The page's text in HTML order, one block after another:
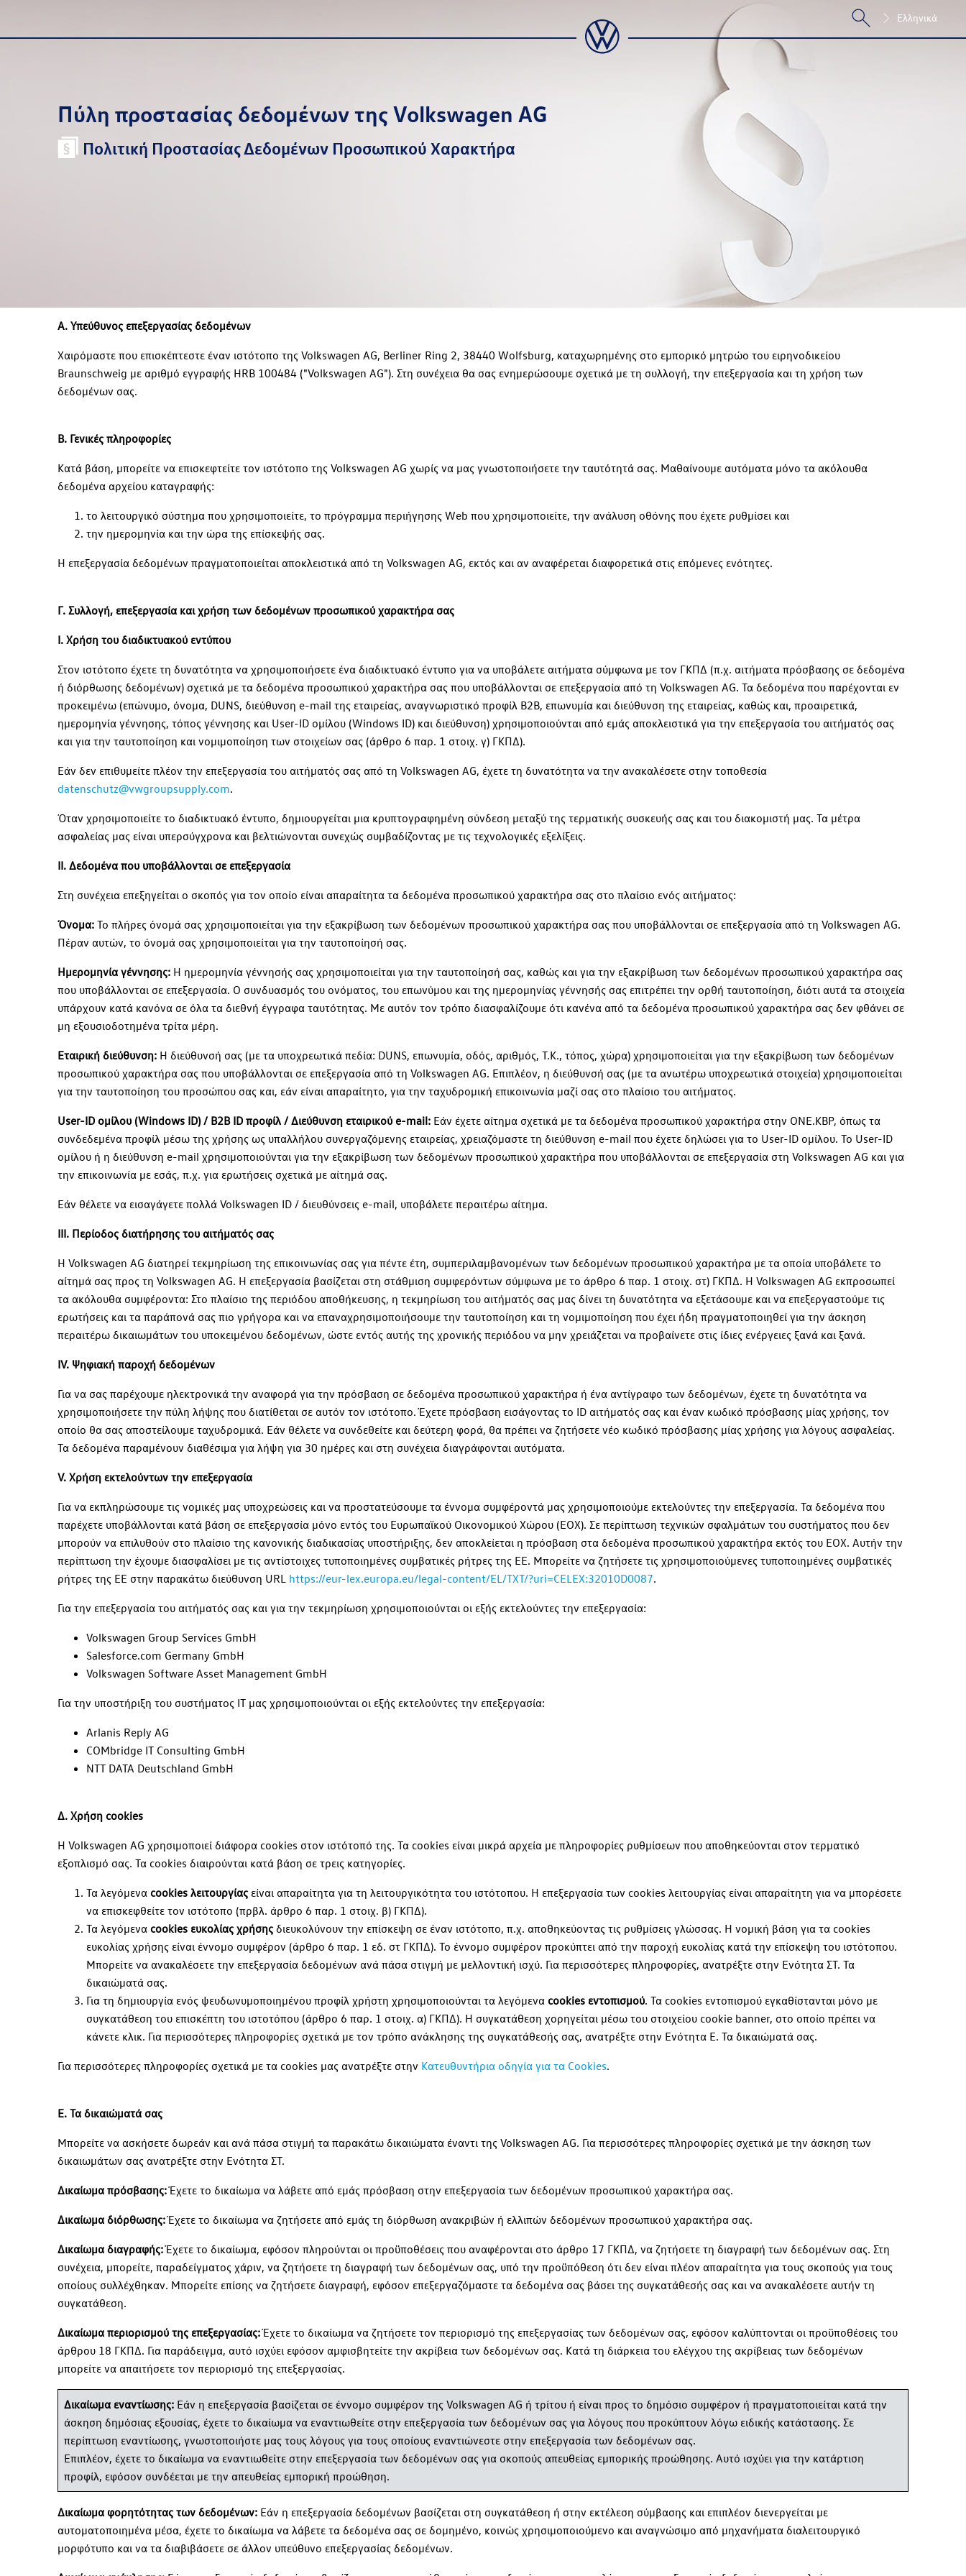
Ελληνικά
Πύλη προστασίας δεδομένων της Volkswagen AG
Πολιτική Προστασίας Δεδομένων Προσωπικού Χαρακτήρα
Α. Υπεύθυνος επεξεργασίας δεδομένων
Χαιρόμαστε που επισκέπτεστε έναν ιστότοπο της Volkswagen AG, Berliner Ring 2, 38440 Wolfsburg, καταχωρημένης στο εμπορικό μητρώο του ειρηνοδικείου
Braunschweig με αριθμό εγγραφής HRB 100484 ("Volkswagen AG"). Στη συνέχεια θα σας ενημερώσουμε σχετικά με τη συλλογή, την επεξεργασία και τη χρήση των
δεδομένων σας.
Β. Γενικές πληροφορίες
Κατά βάση, μπορείτε να επισκεφτείτε τον ιστότοπο της Volkswagen AG χωρίς να μας γνωστοποιήσετε την ταυτότητά σας. Μαθαίνουμε αυτόματα μόνο τα ακόλουθα
δεδομένα αρχείου καταγραφής:
το λειτουργικό σύστημα που χρησιμοποιείτε, το πρόγραμμα περιήγησης Web που χρησιμοποιείτε, την ανάλυση οθόνης που έχετε ρυθμίσει και
την ημερομηνία και την ώρα της επίσκεψής σας.
Η επεξεργασία δεδομένων πραγματοποιείται αποκλειστικά από τη Volkswagen AG, εκτός και αν αναφέρεται διαφορετικά στις επόμενες ενότητες.
Γ. Συλλογή, επεξεργασία και χρήση των δεδομένων προσωπικού χαρακτήρα σας
Ι. Χρήση του διαδικτυακού εντύπου
Στον ιστότοπο έχετε τη δυνατότητα να χρησιμοποιήσετε ένα διαδικτυακό έντυπο για να υποβάλετε αιτήματα σύμφωνα με τον ΓΚΠΔ (π.χ. αιτήματα πρόσβασης σε δεδομένα
ή διόρθωσης δεδομένων) σχετικά με τα δεδομένα προσωπικού χαρακτήρα σας που υποβάλλονται σε επεξεργασία από τη Volkswagen AG. Τα δεδομένα που παρέχονται εν
προκειμένω (επώνυμο, όνομα, DUNS, διεύθυνση e-mail της εταιρείας, αναγνωριστικό προφίλ B2B, επωνυμία και διεύθυνση της εταιρείας, καθώς και, προαιρετικά,
ημερομηνία γέννησης, τόπος γέννησης και User-ID ομίλου (Windows ID) και διεύθυνση) χρησιμοποιούνται από εμάς αποκλειστικά για την επεξεργασία του αιτήματός σας
και για την ταυτοποίηση και νομιμοποίηση των στοιχείων σας (άρθρο 6 παρ. 1 στοιχ. γ) ΓΚΠΔ).
Εάν δεν επιθυμείτε πλέον την επεξεργασία του αιτήματός σας από τη Volkswagen AG, έχετε τη δυνατότητα να την ανακαλέσετε στην τοποθεσία
datenschutz@vwgroupsupply.com.
Όταν χρησιμοποιείτε το διαδικτυακό έντυπο, δημιουργείται μια κρυπτογραφημένη σύνδεση μεταξύ της τερματικής συσκευής σας και του διακομιστή μας. Τα μέτρα
ασφαλείας μας είναι υπερσύγχρονα και βελτιώνονται συνεχώς συμβαδίζοντας με τις τεχνολογικές εξελίξεις.
II. Δεδομένα που υποβάλλονται σε επεξεργασία
Στη συνέχεια επεξηγείται ο σκοπός για τον οποίο είναι απαραίτητα τα δεδομένα προσωπικού χαρακτήρα σας στο πλαίσιο ενός αιτήματος:
Όνομα: Το πλήρες όνομά σας χρησιμοποιείται για την εξακρίβωση των δεδομένων προσωπικού χαρακτήρα σας που υποβάλλονται σε επεξεργασία από τη Volkswagen AG.
Πέραν αυτών, το όνομά σας χρησιμοποιείται για την ταυτοποίησή σας.
Ημερομηνία γέννησης: Η ημερομηνία γέννησής σας χρησιμοποιείται για την ταυτοποίησή σας, καθώς και για την εξακρίβωση των δεδομένων προσωπικού χαρακτήρα σας
που υποβάλλονται σε επεξεργασία. Ο συνδυασμός του ονόματος, του επωνύμου και της ημερομηνίας γέννησής σας επιτρέπει την ορθή ταυτοποίηση, διότι αυτά τα στοιχεία
υπάρχουν κατά κανόνα σε όλα τα διεθνή έγγραφα ταυτότητας. Με αυτόν τον τρόπο διασφαλίζουμε ότι κανένα από τα δεδομένα προσωπικού χαρακτήρα σας δεν φθάνει σε
μη εξουσιοδοτημένα τρίτα μέρη.
Εταιρική διεύθυνση: Η διεύθυνσή σας (με τα υποχρεωτικά πεδία: DUNS, επωνυμία, οδός, αριθμός, Τ.Κ., τόπος, χώρα) χρησιμοποιείται για την εξακρίβωση των δεδομένων
προσωπικού χαρακτήρα σας που υποβάλλονται σε επεξεργασία από τη Volkswagen AG. Επιπλέον, η διεύθυνσή σας (με τα ανωτέρω υποχρεωτικά στοιχεία) χρησιμοποιείται
για την ταυτοποίηση του προσώπου σας και, εάν είναι απαραίτητο, για την ταχυδρομική επικοινωνία μαζί σας στο πλαίσιο του αιτήματος.
User-ID ομίλου (Windows ID) / B2B ID προφίλ / Διεύθυνση εταιρικού e-mail: Εάν έχετε αίτημα σχετικά με τα δεδομένα προσωπικού χαρακτήρα στην ONE.KBP, όπως τα
συνδεδεμένα προφίλ μέσω της χρήσης ως υπαλλήλου συνεργαζόμενης εταιρείας, χρειαζόμαστε τη διεύθυνση e-mail που έχετε δηλώσει για το User-ID ομίλου. Το User-ID
ομίλου ή η διεύθυνση e-mail χρησιμοποιούνται για την εξακρίβωση των δεδομένων προσωπικού χαρακτήρα που υποβάλλονται σε επεξεργασία στη Volkswagen AG και για
την επικοινωνία με εσάς, π.χ. για ερωτήσεις σχετικά με αίτημά σας.
Εάν θέλετε να εισαγάγετε πολλά Volkswagen ID / διευθύνσεις e-mail, υποβάλετε περαιτέρω αίτημα.
III. Περίοδος διατήρησης του αιτήματός σας
Η Volkswagen AG διατηρεί τεκμηρίωση της επικοινωνίας σας για πέντε έτη, συμπεριλαμβανομένων των δεδομένων προσωπικού χαρακτήρα με τα οποία υποβάλετε το
αίτημά σας προς τη Volkswagen AG. Η επεξεργασία βασίζεται στη στάθμιση συμφερόντων σύμφωνα με το άρθρο 6 παρ. 1 στοιχ. στ) ΓΚΠΔ. Η Volkswagen AG εκπροσωπεί
τα ακόλουθα συμφέροντα: Στο πλαίσιο της περιόδου αποθήκευσης, η τεκμηρίωση του αιτήματός σας μας δίνει τη δυνατότητα να εξετάσουμε και να επεξεργαστούμε τις
ερωτήσεις και τα παράπονά σας πιο γρήγορα και να επαναχρησιμοποιήσουμε την ταυτοποίηση και τη νομιμοποίηση που έχει ήδη πραγματοποιηθεί για την άσκηση
περαιτέρω δικαιωμάτων του υποκειμένου δεδομένων, ώστε εντός αυτής της χρονικής περιόδου να μην χρειάζεται να προβαίνετε στις ίδιες ενέργειες ξανά και ξανά.
IV. Ψηφιακή παροχή δεδομένων
Για να σας παρέχουμε ηλεκτρονικά την αναφορά για την πρόσβαση σε δεδομένα προσωπικού χαρακτήρα ή ένα αντίγραφο των δεδομένων, έχετε τη δυνατότητα να
χρησιμοποιήσετε την πύλη λήψης που διατίθεται σε αυτόν τον ιστότοπο. Έχετε πρόσβαση εισάγοντας το ID αιτήματός σας και έναν κωδικό πρόσβασης μίας χρήσης, τον
οποίο θα σας αποστείλουμε ταχυδρομικά. Εάν θέλετε να συνδεθείτε και δεύτερη φορά, θα πρέπει να ζητήσετε νέο κωδικό πρόσβασης μίας χρήσης για λόγους ασφαλείας.
Τα δεδομένα παραμένουν διαθέσιμα για λήψη για 30 ημέρες και στη συνέχεια διαγράφονται αυτόματα.
V. Χρήση εκτελούντων την επεξεργασία
Για να εκπληρώσουμε τις νομικές μας υποχρεώσεις και να προστατεύσουμε τα έννομα συμφέροντά μας χρησιμοποιούμε εκτελούντες την επεξεργασία. Τα δεδομένα που
παρέχετε υποβάλλονται κατά βάση σε επεξεργασία μόνο εντός του Ευρωπαϊκού Οικονομικού Χώρου (ΕΟΧ). Σε περίπτωση τεχνικών σφαλμάτων του συστήματος που δεν
μπορούν να επιλυθούν στο πλαίσιο της κανονικής διαδικασίας υποστήριξης, δεν αποκλείεται η πρόσβαση στα δεδομένα προσωπικού χαρακτήρα εκτός του ΕΟΧ. Αυτήν την
περίπτωση την έχουμε διασφαλίσει με τις αντίστοιχες τυποποιημένες συμβατικές ρήτρες της ΕΕ. Μπορείτε να ζητήσετε τις χρησιμοποιούμενες τυποποιημένες συμβατικές
ρήτρες της ΕΕ στην παρακάτω διεύθυνση URL https://eur-lex.europa.eu/legal-content/EL/TXT/?uri=CELEX:32010D0087.
Για την επεξεργασία του αιτήματός σας και για την τεκμηρίωση χρησιμοποιούνται οι εξής εκτελούντες την επεξεργασία:
Volkswagen Group Services GmbH
Salesforce.com Germany GmbH
Volkswagen Software Asset Management GmbH
Για την υποστήριξη του συστήματος IT μας χρησιμοποιούνται οι εξής εκτελούντες την επεξεργασία:
Arlanis Reply AG
COMbridge IT Consulting GmbH
NTT DATA Deutschland GmbH
Δ. Χρήση cookies
Η Volkswagen AG χρησιμοποιεί διάφορα cookies στον ιστότοπό της. Τα cookies είναι μικρά αρχεία με πληροφορίες ρυθμίσεων που αποθηκεύονται στον τερματικό
εξοπλισμό σας. Τα cookies διαιρούνται κατά βάση σε τρεις κατηγορίες.
Τα λεγόμενα cookies λειτουργίας είναι απαραίτητα για τη λειτουργικότητα του ιστότοπου. Η επεξεργασία των cookies λειτουργίας είναι απαραίτητη για να μπορέσετε
να επισκεφθείτε τον ιστότοπο (πρβλ. άρθρο 6 παρ. 1 στοιχ. β) ΓΚΠΔ).
Τα λεγόμενα cookies ευκολίας χρήσης διευκολύνουν την επίσκεψη σε έναν ιστότοπο, π.χ. αποθηκεύοντας τις ρυθμίσεις γλώσσας. Η νομική βάση για τα cookies
ευκολίας χρήσης είναι έννομο συμφέρον (άρθρο 6 παρ. 1 εδ. στ ΓΚΠΔ). Το έννομο συμφέρον προκύπτει από την παροχή ευκολίας κατά την επίσκεψη του ιστότοπου.
Μπορείτε να ανακαλέσετε την επεξεργασία δεδομένων ανά πάσα στιγμή με μελλοντική ισχύ. Για περισσότερες πληροφορίες, ανατρέξτε στην Ενότητα ΣΤ. Τα
δικαιώματά σας.
Για τη δημιουργία ενός ψευδωνυμοποιημένου προφίλ χρήστη χρησιμοποιούνται τα λεγόμενα cookies εντοπισμού. Τα cookies εντοπισμού εγκαθίστανται μόνο με
συγκατάθεση του επισκέπτη του ιστοτόπου (άρθρο 6 παρ. 1 στοιχ. α) ΓΚΠΔ). Η συγκατάθεση χορηγείται μέσω του στοιχείου cookie banner, στο οποίο πρέπει να
κάνετε κλικ. Για περισσότερες πληροφορίες σχετικά με τον τρόπο ανάκλησης της συγκατάθεσής σας, ανατρέξτε στην Ενότητα Ε. Τα δικαιώματά σας.
Για περισσότερες πληροφορίες σχετικά με τα cookies μας ανατρέξτε στην Κατευθυντήρια οδηγία για τα Cookies.
Ε. Τα δικαιώματά σας
Μπορείτε να ασκήσετε δωρεάν και ανά πάσα στιγμή τα παρακάτω δικαιώματα έναντι της Volkswagen AG. Για περισσότερες πληροφορίες σχετικά με την άσκηση των
δικαιωμάτων σας ανατρέξτε στην Ενότητα ΣΤ.
Δικαίωμα πρόσβασης:Έχετε το δικαίωμα να λάβετε από εμάς πρόσβαση στην επεξεργασία των δεδομένων προσωπικού χαρακτήρα σας.
Δικαίωμα διόρθωσης:Έχετε το δικαίωμα να ζητήσετε από εμάς τη διόρθωση ανακριβών ή ελλιπών δεδομένων προσωπικού χαρακτήρα σας.
Δικαίωμα διαγραφής:Έχετε το δικαίωμα, εφόσον πληρούνται οι προϋποθέσεις που αναφέρονται στο άρθρο 17 ΓΚΠΔ, να ζητήσετε τη διαγραφή των δεδομένων σας. Στη
συνέχεια, μπορείτε, παραδείγματος χάριν, να ζητήσετε τη διαγραφή των δεδομένων σας, υπό την προϋπόθεση ότι δεν είναι πλέον απαραίτητα για τους σκοπούς για τους
οποίους συλλέχθηκαν. Μπορείτε επίσης να ζητήσετε διαγραφή, εφόσον επεξεργαζόμαστε τα δεδομένα σας βάσει της συγκατάθεσής σας και να ανακαλέσετε αυτήν τη
συγκατάθεση.
Δικαίωμα περιορισμού της επεξεργασίας:Έχετε το δικαίωμα να ζητήσετε τον περιορισμό της επεξεργασίας των δεδομένων σας, εφόσον καλύπτονται οι προϋποθέσεις του
άρθρου 18 ΓΚΠΔ. Για παράδειγμα, αυτό ισχύει εφόσον αμφισβητείτε την ακρίβεια των δεδομένων σας. Κατά τη διάρκεια του ελέγχου της ακρίβειας των δεδομένων
μπορείτε να απαιτήσετε τον περιορισμό της επεξεργασίας.
Δικαίωμα εναντίωσης: Εάν η επεξεργασία βασίζεται σε έννομο συμφέρον της Volkswagen AG ή τρίτου ή είναι προς το δημόσιο συμφέρον ή πραγματοποιείται κατά την
άσκηση δημόσιας εξουσίας, έχετε το δικαίωμα να εναντιωθείτε στην επεξεργασία των δεδομένων σας για λόγους που προκύπτουν λόγω ειδικής κατάστασης. Σε
περίπτωση εναντίωσης, γνωστοποιήστε μας τους λόγους για τους οποίους εναντιώνεστε στην επεξεργασία των δεδομένων σας.
Επιπλέον, έχετε το δικαίωμα να εναντιωθείτε στην επεξεργασία των δεδομένων σας για σκοπούς απευθείας εμπορικής προώθησης. Αυτό ισχύει για την κατάρτιση
προφίλ, εφόσον συνδέεται με την απευθείας εμπορική προώθηση.
Δικαίωμα φορητότητας των δεδομένων: Εάν η επεξεργασία δεδομένων βασίζεται στη συγκατάθεση ή στην εκτέλεση σύμβασης και επιπλέον διενεργείται με
αυτοματοποιημένα μέσα, έχετε το δικαίωμα να λάβετε τα δεδομένα σας σε δομημένο, κοινώς χρησιμοποιούμενο και αναγνώσιμο από μηχανήματα διαλειτουργικό
μορφότυπο και να τα διαβιβάσετε σε άλλον υπεύθυνο επεξεργασίας δεδομένων.